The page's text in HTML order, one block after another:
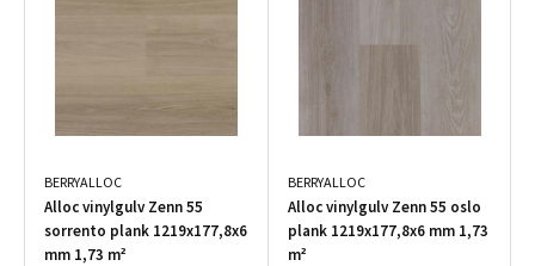
BERRYALLOC
Alloc vinylgulv Zenn 55
sorrento plank 1219x177,8x6
mm 1,73 m²
BERRYALLOC
Alloc vinylgulv Zenn 55 oslo
plank 1219x177,8x6 mm 1,73
m²